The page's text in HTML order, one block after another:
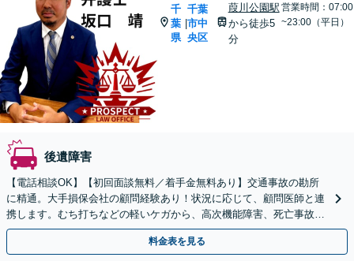
千
葉
県
千葉
市中
央区
葭川公園駅
から徒歩5
分
営業時間：07:00
~23:00（平日）
後遺障害
【電話相談OK】【初回面談無料／着手金無料あり】交通事故の勘所
に精通。大手損保会社の顧問経験あり！状況に応じて、顧問医師と連
携します。むち打ちなどの軽いケガから、高次機能障害、死亡事故ま
で、ご相談ください【葭川公園駅5分】【弁護士特約OK】
料金表を見る